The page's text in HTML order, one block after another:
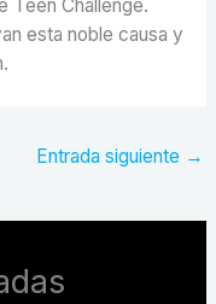
Teen Challenge.
esta noble causa y
Entrada siguiente →